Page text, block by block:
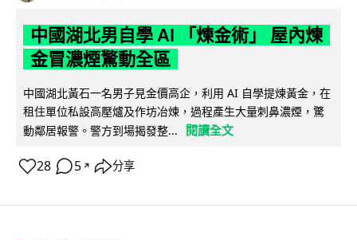
中國湖北男自學 AI 「煉金術」 屋內煉
金冒濃煙驚動全區
中國湖北黃石一名男子見金價高企，利用 AI 自學提煉黃金，在
租住單位私設高壓爐及作坊冶煉，過程產生大量刺鼻濃煙，驚
動鄰居報警。警方到場揭發整...
閱讀全文
28 5 ↗ 分享